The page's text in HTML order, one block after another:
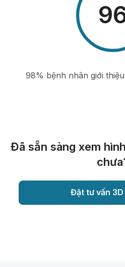
98% bệnh nhân giới
Đã sẵn sàng xem
Đặt tư vấn